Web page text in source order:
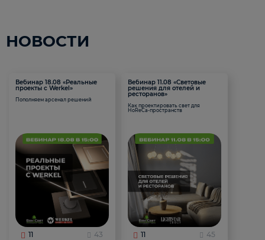
НОВОСТИ
Вебинар 18.08 «Реальные
проекты с Werkel»
Пополняем арсенал решений
11 43
Вебинар 11.08 «Световые
решения для отелей и
ресторанов»
Как проектировать свет для
HoReCa-пространств
11 45